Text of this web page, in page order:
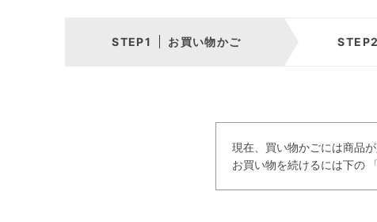
お買い物かご
現在、買い物かごには商品が
お買い物を続けるには下の